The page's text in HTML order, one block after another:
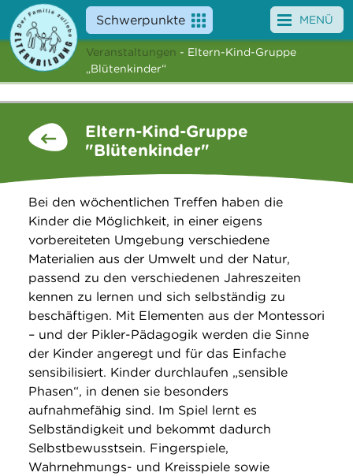
Schwerpunkte
Angebote
News
Über uns
Suche
MENÜ
Veranstaltungen - Eltern-Kind-Gruppe
„Blütenkinder“
Eltern-Kind-Gruppe
"Blütenkinder"
Bei den wöchentlichen Treffen haben die
Kinder die Möglichkeit, in einer eigens
vorbereiteten Umgebung verschiedene
Materialien aus der Umwelt und der Natur,
passend zu den verschiedenen Jahreszeiten
kennen zu lernen und sich selbständig zu
beschäftigen. Mit Elementen aus der Montessori
– und der Pikler-Pädagogik werden die Sinne
der Kinder angeregt und für das Einfache
sensibilisiert. Kinder durchlaufen „sensible
Phasen“, in denen sie besonders
aufnahmefähig sind. Im Spiel lernt es
Selbständigkeit und bekommt dadurch
Selbstbewusstsein. Fingerspiele,
Wahrnehmungs- und Kreisspiele sowie